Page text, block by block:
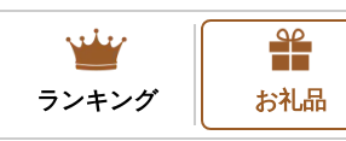
ランキング お礼品